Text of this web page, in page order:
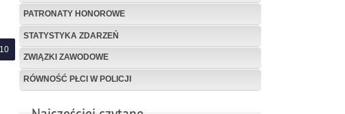
PATRONATY HONOROWE
STATYSTYKA ZDARZEŃ
ZWIĄZKI ZAWODOWE
RÓWNOŚĆ PŁCI W POLICJI